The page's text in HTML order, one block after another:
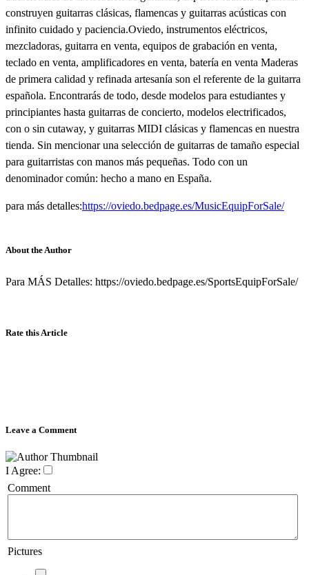
construyen guitarras clásicas, flamencas y guitarras acústicas con
infinito cuidado y paciencia.Oviedo, instrumentos eléctricos,
mezcladoras, guitarra en venta, equipos de grabación en venta,
teclado en venta, amplificadores en venta, batería en venta Maderas
de primera calidad y refinada artesanía son el referente de la guitarra
española. Encontrarás de todo, desde modelos para estudiantes y
principiantes hasta guitarras de concierto, modelos electrificados,
con o sin cutaway, y guitarras MIDI clásicas y flamencas en nuestra
tienda. Sin mencionar una selección de guitarras de tamaño especial
para guitarristas con manos más pequeñas. Todo con un
denominador común: hecho a mano en España.
para más detalles:https://oviedo.bedpage.es/MusicEquipForSale/
About the Author
Para MÁS Detalles: https://oviedo.bedpage.es/SportsEquipForSale/
Rate this Article
Leave a Comment
I Agree:
Comment
Pictures